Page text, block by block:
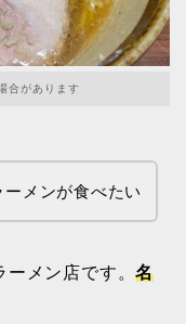
合があります
メンが食べたい
ーメン店です。名